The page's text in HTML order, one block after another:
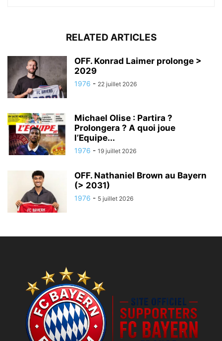
RELATED ARTICLES
OFF. Konrad Laimer prolonge >
2029
1976 - 22 juillet 2026
Michael Olise : Partira ?
Prolongera ? A quoi joue
l’Equipe...
1976 - 19 juillet 2026
OFF. Nathaniel Brown au Bayern
(> 2031)
1976 - 5 juillet 2026